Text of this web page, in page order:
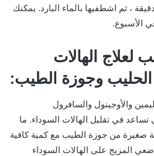
السوداء ، واتركيها لمدة 20 دقيقة ، ثم اشطفيها بالماء البارد. يمكنك
لعلاج الهالات
وجوزة الطيب:
والأوجينول والسافرول
تساعد في تقليل الهالات السوداء. ما
من جوزة الطيب مع كمية كافية
المزيج على الهالات السوداء